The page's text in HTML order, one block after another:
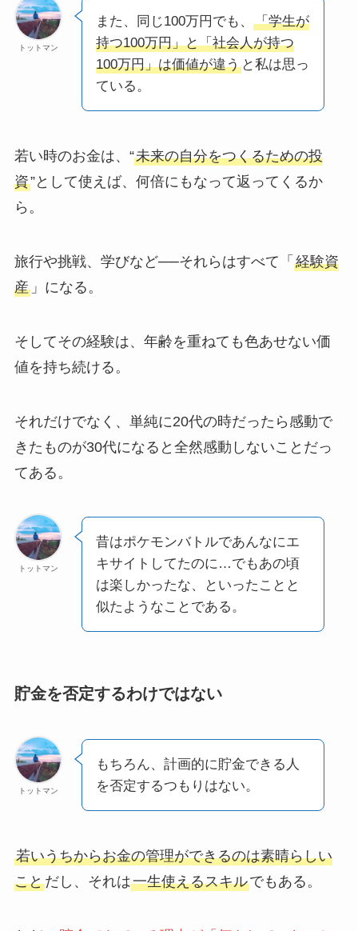
トットマン
また、同じ100万円でも、
「学生が
持つ100万円」と「社会人が持つ
100万円」は価値が違うと私は思っ
ている。
若い時のお金は、“未来の自分をつくるための投
資”として使えば、何倍にもなって返ってくるか
ら。
旅行や挑戦、学びなど──それらはすべて「 経験資
産」になる。
そしてその経験は、年齢を重ねても色あせない価
値を持ち続ける。
それだけでなく、単純に20代の時だったら感動で
きたものが30代になると全然感動しないことだっ
てある。
トットマン
昔はポケモンバトルであんなにエ
キサイトしてたのに…でもあの頃
は楽しかったな、といったことと
似たようなことである。
貯金を否定するわけではない
トットマン
もちろん、計画的に貯金できる人
を否定するつもりはない。
若いうちからお金の管理ができるのは素晴らしい
ことだし、それは一生使えるスキルでもある。